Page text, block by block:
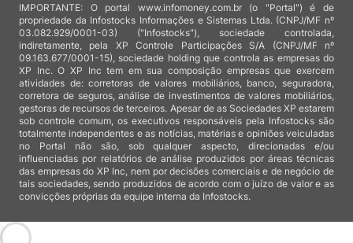
IMPORTANTE: O portal www.infomoney.com.br (o "Portal") é de
propriedade da Infostocks Informações e Sistemas Ltda. (CNPJ/MF nº
03.082.929/0001-03) ("Infostocks"), sociedade controlada,
indiretamente, pela XP Controle Participações S/A (CNPJ/MF nº
09.163.677/0001-15), sociedade holding que controla as empresas do
XP Inc. O XP Inc tem em sua composição empresas que exercem
atividades de: corretoras de valores mobiliários, banco, seguradora,
corretora de seguros, análise de investimentos de valores mobiliários,
gestoras de recursos de terceiros. Apesar de as Sociedades XP estarem
sob controle comum, os executivos responsáveis pela Infostocks são
totalmente independentes e as notícias, matérias e opiniões veiculadas
no Portal não são, sob qualquer aspecto, direcionadas e/ou
influenciadas por relatórios de análise produzidos por áreas técnicas
das empresas do XP Inc, nem por decisões comerciais e de negócio de
tais sociedades, sendo produzidos de acordo com o juízo de valor e as
convicções próprias da equipe interna da Infostocks.